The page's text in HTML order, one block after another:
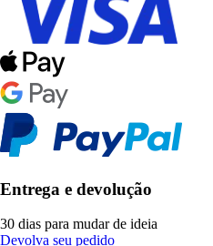
Entrega e devolução
30 dias para mudar de ideia
Devolva seu pedido